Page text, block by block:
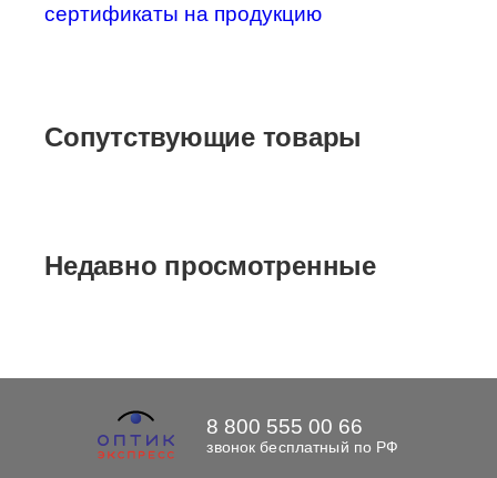
сертификаты на продукцию
Сопутствующие товары
Недавно просмотренные
8 800 555 00 66
звонок бесплатный по РФ